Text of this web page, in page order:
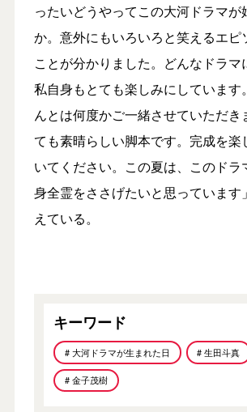
ったいどうやってこの大河ドラマが
か。意外にもいろいろと笑えるエピ
ことが分かりました。どんなドラマ
私自身もとても楽しみにしています
んとは何度かご一緒させていただき
ても素晴らしい脚本です。完成を楽
いてください。この夏は、このドラ
身全霊をささげたいと思っています
えている。
キーワード
# 大河ドラマが生まれた日 # 生田斗真
# 金子茂樹